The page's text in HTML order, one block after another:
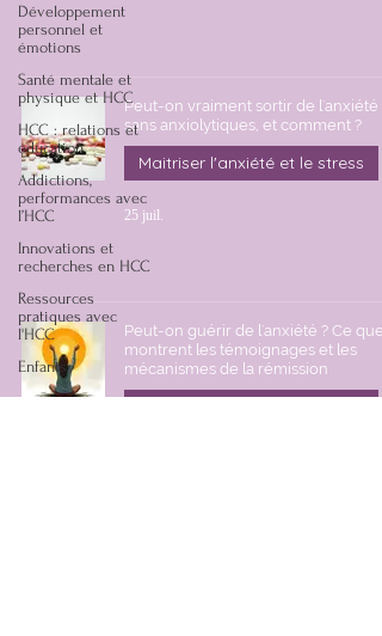
Développement
personnel et
émotions
Santé mentale et
physique et HCC
HCC : relations et
éducation
Addictions,
performances avec
l’HCC
Innovations et
recherches en HCC
Ressources
pratiques avec
l'HCC
Enfants
Peut-on vraiment sortir de l'anxiété
sans anxiolytiques, et comment ?
Maitriser l'anxiété et le stress
25 juil.
Peut-on guérir de l'anxiété ? Ce que
montrent les témoignages et les
mécanismes de la rémission